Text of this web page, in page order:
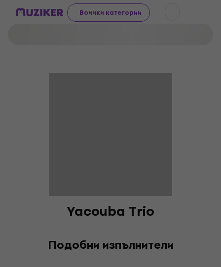
Всички категории
Yacouba Trio
Подобни изпълнители